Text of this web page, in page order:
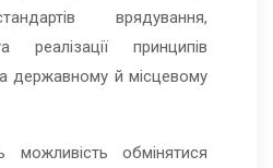
врядування,
реалізації принципів
державному й місцевому
можливість обмінятися